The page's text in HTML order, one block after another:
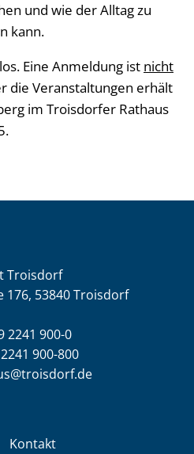
und wie der Alltag zu
kann.
Eine Anmeldung ist nicht
die Veranstaltungen erhält
im Troisdorfer Rathaus
Troisdorf
176, 53840 Troisdorf
2241 900-0
900-800
Kontakt